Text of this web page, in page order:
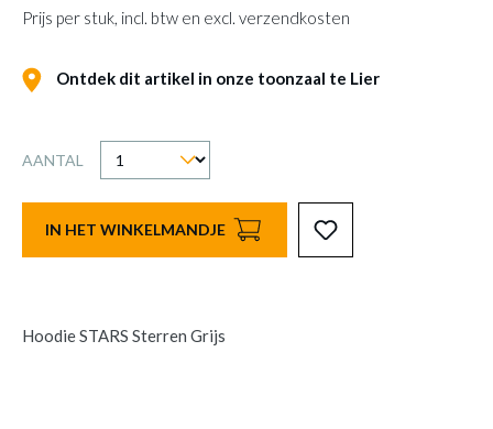
Prijs per stuk, incl. btw en excl. verzendkosten
Ontdek dit artikel in onze toonzaal te Lier
AANTAL
IN HET WINKELMANDJE
Hoodie STARS Sterren Grijs